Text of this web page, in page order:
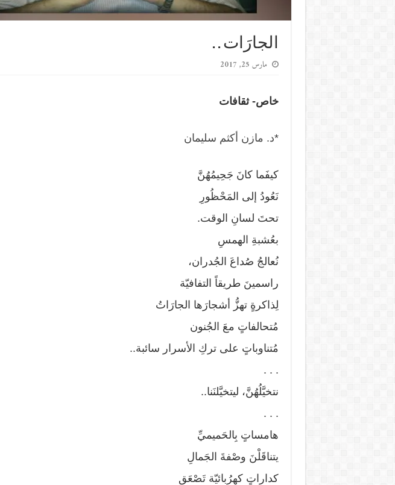
الجارَات . .
مارس 25, 2017
خاص- ثقافات
*د. مازن أكثم سليمان
كيفَما كانَ جَحِيمُهُنَّ
نَعُودُ إلى المَحْظُورِ
تحتَ لسانِ الوقت.
بعُشبةِ الهمسِ
نُعالجُ صُداعَ الجُدران،
راسمينَ طريقاً التفافيّة
لِذاكرةٍ تهزُّ أشجارَها الجارَاتُ
مُتحالفاتٍ معَ الجُنون
مُتناوباتٍ على تركِ الأسرار سائبة..
. . .
نتخيَّلُهُنَّ، ليتخيَّلنَنا..
. . .
هامساتٍ بِالحَميميِّ
يتناقَلْنَ وصْفةَ الجَمالِ
كداراتٍ كهرُبائيّة تَصْعَق